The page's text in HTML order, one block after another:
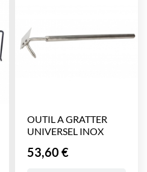
OUTIL A GRATTER
UNIVERSEL INOX
Prix
53,60 €